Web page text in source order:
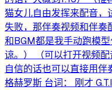
猫女儿自由发挥来配音，
失败，那伴奏视频和伴奏
和BGM都是我手动跑模
谅。） （可以打开视频配
自信的话也可以直接用伴
格赫罗斯 台词： 刚才